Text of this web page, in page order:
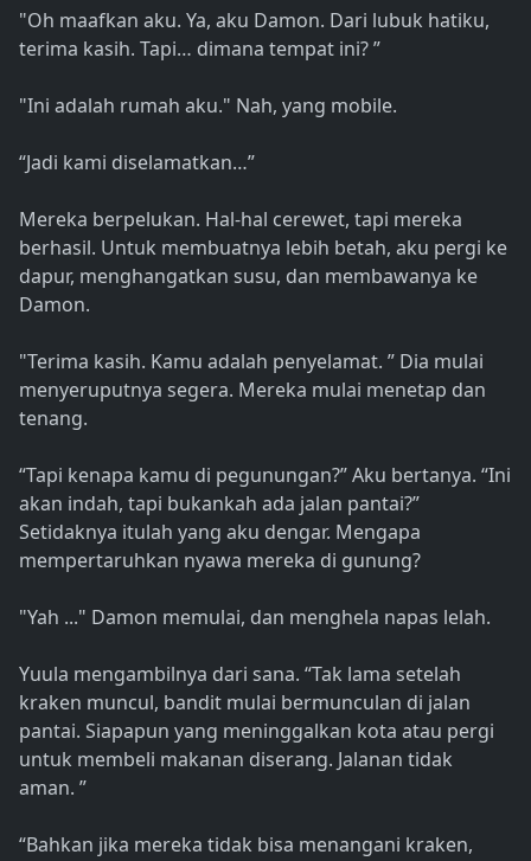
"Oh maafkan aku. Ya, aku Damon. Dari lubuk hatiku,
terima kasih. Tapi… dimana tempat ini? ”
"Ini adalah rumah aku." Nah, yang mobile.
“Jadi kami diselamatkan…”
Mereka berpelukan. Hal-hal cerewet, tapi mereka
berhasil. Untuk membuatnya lebih betah, aku pergi ke
dapur, menghangatkan susu, dan membawanya ke
Damon.
"Terima kasih. Kamu adalah penyelamat. ” Dia mulai
menyeruputnya segera. Mereka mulai menetap dan
tenang.
“Tapi kenapa kamu di pegunungan?” Aku bertanya. “Ini
akan indah, tapi bukankah ada jalan pantai?”
Setidaknya itulah yang aku dengar. Mengapa
mempertaruhkan nyawa mereka di gunung?
"Yah ..." Damon memulai, dan menghela napas lelah.
Yuula mengambilnya dari sana. “Tak lama setelah
kraken muncul, bandit mulai bermunculan di jalan
pantai. Siapapun yang meninggalkan kota atau pergi
untuk membeli makanan diserang. Jalanan tidak
aman. ”
“Bahkan jika mereka tidak bisa menangani kraken,